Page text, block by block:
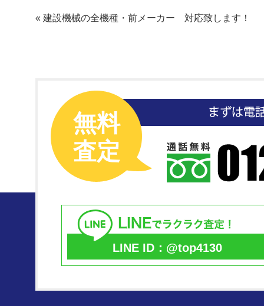
« 建設機械の全機種・前メーカー 対応致します！
無料
査定
LINE ID：@top4130